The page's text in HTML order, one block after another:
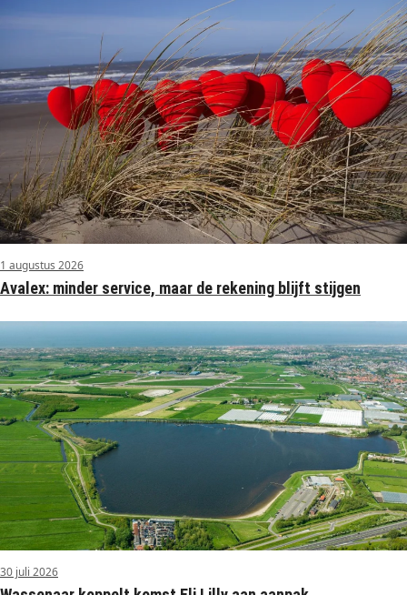
1 augustus 2026
Avalex: minder service, maar de rekening blijft stijgen
30 juli 2026